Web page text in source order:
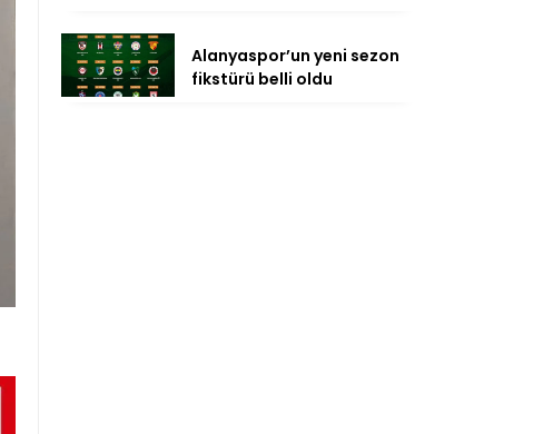
Alanyaspor’un yeni sezon
fikstürü belli oldu